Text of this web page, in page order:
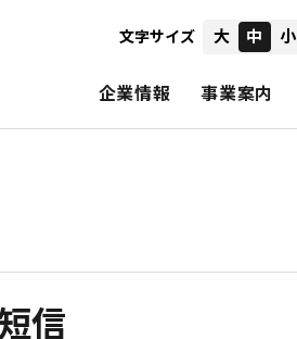
文字サイズ 大 中 小
企業情報
中京医薬品の歩み
事業案内
保険事業
決算短信
信